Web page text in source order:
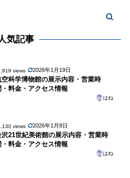
気記事
views 2026年1月19日
空科学博物館の展示内容・営業時
・料金・アクセス情報
はね
views 2026年1月8日
沢21世紀美術館の展示内容・営業時
・料金・アクセス情報
はね